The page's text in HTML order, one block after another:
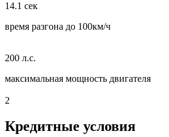
14.1 сек
время разгона до 100км/ч
200 л.с.
максимальная мощность двигателя
2
Кредитные условия